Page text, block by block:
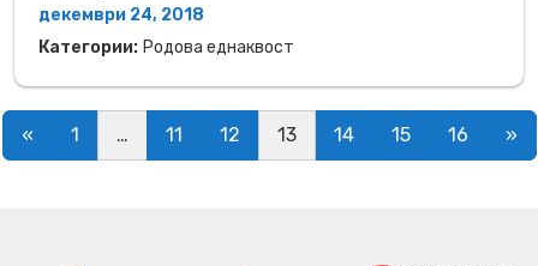
декември 24, 2018
Категории: Родова еднаквост
Posts navigation
« 1 … 11 12 13 14 15 16 »